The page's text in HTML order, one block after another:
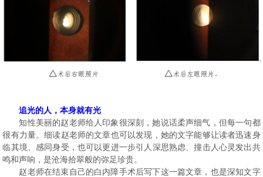
追光的人，本身就有光
知性美丽的赵老师给人印象很深刻，她说话柔声细气，但每一句都
很有力量。细读赵老师的文章也可以发现，她的文字能够让读者迅速身
临其境、感同身受，也可以更进一步引人深思熟虑、撞击人心灵发出共
鸣和声响，是沧海拾翠般的弥足珍贵。
赵老师在结束自己的白内障手术后写下这一篇文章，也是深知文字